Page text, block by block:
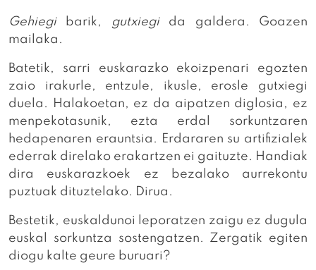
Gehiegibarik, gutxiegi da galdera. Goazen
mailaka.
Batetik, sarri euskarazko ekoizpenari egozten
zaio irakurle, entzule, ikusle, erosle gutxiegi
duela. Halakoetan, ez da aipatzen diglosia, ez
menpekotasunik, ezta erdal sorkuntzaren
hedapenaren erauntsia. Erdararen su artifizialek
ederrak direlako erakartzen ei gaituzte. Handiak
dira euskarazkoek ez bezalako aurrekontu
puztuak dituztelako. Dirua.
Bestetik, euskaldunoi leporatzen zaigu ez dugula
euskal sorkuntza sostengatzen. Zergatik egiten
diogu kalte geure buruari?